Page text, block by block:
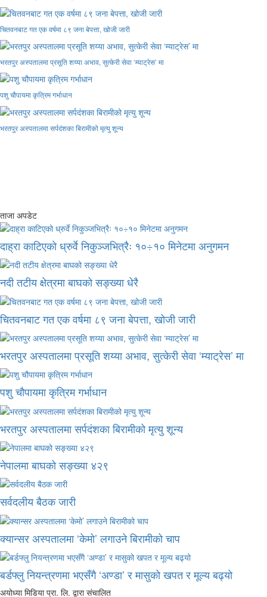
चितवनबाट गत एक वर्षमा ८९ जना बेपत्ता, खोजी जारी
भरतपुर अस्पतालमा प्रसूति शय्या अभाव, सुत्केरी सेवा ‘म्याट्रेस’ मा
पशु चौपायमा कृत्रिम गर्भाधान
भरतपुर अस्पतालमा सर्पदंशका बिरामीको मृत्यु शून्य
ताजा अपडेट
दाह्रा काटिएको ध्रुर्वे निकुञ्जभित्रैः १०÷१० मिनेटमा अनुगमन
नदी तटीय क्षेत्रमा बाघको सङ्ख्या धेरै
चितवनबाट गत एक वर्षमा ८९ जना बेपत्ता, खोजी जारी
भरतपुर अस्पतालमा प्रसूति शय्या अभाव, सुत्केरी सेवा ‘म्याट्रेस’ मा
पशु चौपायमा कृत्रिम गर्भाधान
भरतपुर अस्पतालमा सर्पदंशका बिरामीको मृत्यु शून्य
नेपालमा बाघको सङ्ख्या ४२९
सर्वदलीय बैठक जारी
क्यान्सर अस्पतालमा ‘केमो’ लगाउने बिरामीको चाप
बर्डफ्लु नियन्त्रणमा भएसँगै ‘अण्डा’ र मासुको खपत र मूल्य बढ्यो
अयोध्या मिडिया प्रा. लि. द्वारा संचालित